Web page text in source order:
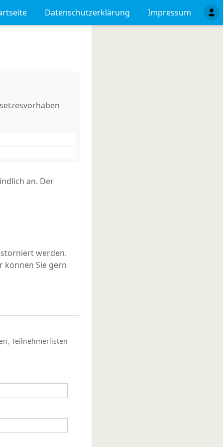
Datenschutzerklärung Impressum
an. Der
werden.
können Sie gern
Teilnehmerlisten